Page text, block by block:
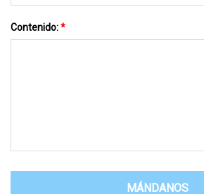
Contenido:*
MÁNDANOS